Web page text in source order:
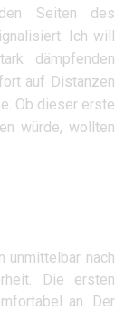
Seiten des
Ich will
dämpfenden
auf Distanzen
Ob dieser erste
würde, wollten
unmittelbar nach
Die ersten
an. Der